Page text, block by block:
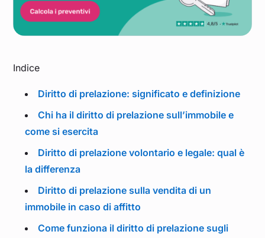
Indice
Diritto di prelazione: significato e definizione
Chi ha il diritto di prelazione sull’immobile e
come si esercita
Diritto di prelazione volontario e legale: qual è
la differenza
Diritto di prelazione sulla vendita di un
immobile in caso di affitto
Come funziona il diritto di prelazione sugli